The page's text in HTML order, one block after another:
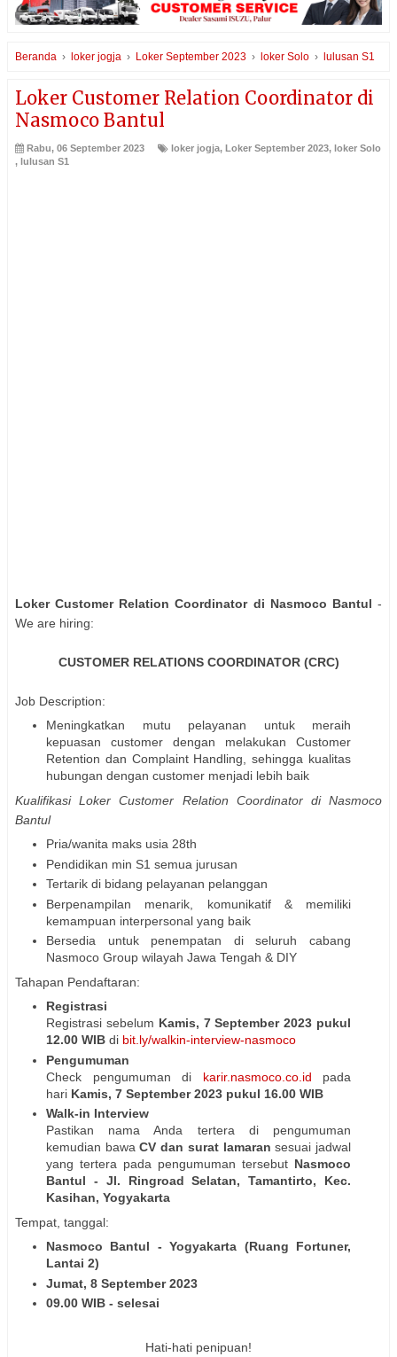
Beranda › loker jogja › Loker September 2023 › loker Solo › lulusan S1
Loker Customer Relation Coordinator di
Nasmoco Bantul
Rabu, 06 September 2023 loker jogja, Loker September 2023, loker Solo
, lulusan S1
Loker Customer Relation Coordinator di Nasmoco Bantul -
We are hiring:
CUSTOMER RELATIONS COORDINATOR (CRC)
Job Description:
Meningkatkan mutu pelayanan untuk meraih
kepuasan customer dengan melakukan Customer
Retention dan Complaint Handling, sehingga kualitas
hubungan dengan customer menjadi lebih baik
Kualifikasi Loker Customer Relation Coordinator di Nasmoco
Bantul
Pria/wanita maks usia 28th
Pendidikan min S1 semua jurusan
Tertarik di bidang pelayanan pelanggan
Berpenampilan menarik, komunikatif & memiliki
kemampuan interpersonal yang baik
Bersedia untuk penempatan di seluruh cabang
Nasmoco Group wilayah Jawa Tengah & DIY
Tahapan Pendaftaran:
Registrasi
Registrasi sebelum Kamis, 7 September 2023 pukul
12.00 WIB di bit.ly/walkin-interview-nasmoco
Pengumuman
Check pengumuman di karir.nasmoco.co.id pada
hari Kamis, 7 September 2023 pukul 16.00 WIB
Walk-in Interview
Pastikan nama Anda tertera di pengumuman
kemudian bawaCV dan surat lamaran sesuai jadwal
yang tertera pada pengumuman tersebut Nasmoco
Bantul - Jl. Ringroad Selatan, Tamantirto, Kec.
Kasihan, Yogyakarta
Tempat, tanggal:
Nasmoco Bantul - Yogyakarta (Ruang Fortuner,
Lantai 2)
Jumat, 8 September 2023
09.00 WIB - selesai
Hati-hati penipuan!